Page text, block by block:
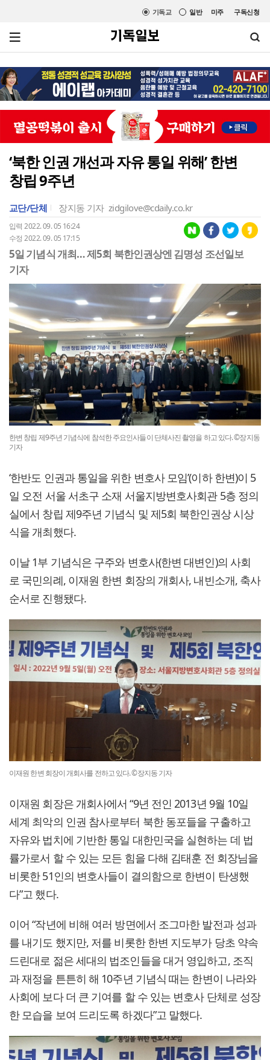
미주 구독신청
일반
기독교
‘북한 인권 개선과 자유 통일 위해’ 한변
창립 9주년
교단/단체 장지동 기자 zidgilove@cdaily.co.kr
입력 2022. 09. 05 16:24
수정 2022. 09. 05 17:15
5일 기념식 개최… 제5회 북한인권상엔 김명성 조선일보
기자
한변 창립 제9주년 기념식에 참석한 주요인사들이 단체사진 촬영을 하고 있다. ©장지동
기자
‘한반도 인권과 통일을 위한 변호사 모임’(이하 한변)이 5
일 오전 서울 서초구 소재 서울지방변호사회관 5층 정의
실에서 창립 제9주년 기념식 및 제5회 북한인권상 시상
식을 개최했다.
이날 1부 기념식은 구주와 변호사(한변 대변인)의 사회
로 국민의례, 이재원 한변 회장의 개회사, 내빈소개, 축사
순서로 진행됐다.
이재원 한변 회장이 개회사를 전하고 있다. ©장지동 기자
이재원 회장은 개회사에서 “9년 전인 2013년 9월 10일
세계 최악의 인권 참사로부터 북한 동포들을 구출하고
자유와 법치에 기반한 통일 대한민국을 실현하는 데 법
률가로서 할 수 있는 모든 힘을 다해 김태훈 전 회장님을
비롯한 51인의 변호사들이 결의함으로 한변이 탄생했
다”고 했다.
이어 “작년에 비해 여러 방면에서 조그마한 발전과 성과
를 내기도 했지만, 저를 비롯한 한변 지도부가 당초 약속
드린대로 젊은 세대의 법조인들을 대거 영입하고, 조직
과 재정을 튼튼히 해 10주년 기념식 때는 한변이 나라와
사회에 보다 더 큰 기여를 할 수 있는 변호사 단체로 성장
한 모습을 보여 드리도록 하겠다”고 말했다.